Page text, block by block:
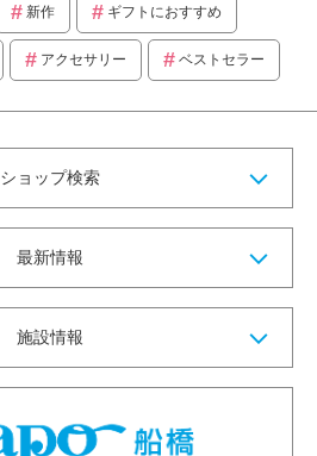
新作 ギフトにおすすめ
アクセサリー ベストセラー
ショップ検索
最新情報
施設情報